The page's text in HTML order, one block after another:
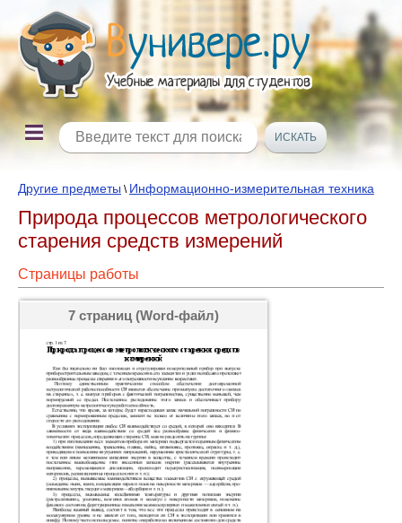
Другие предметы \ Информационно-измерительная техника
Природа процессов метрологического
старения средств измерений
Страницы работы
7 страниц (Word-файл)